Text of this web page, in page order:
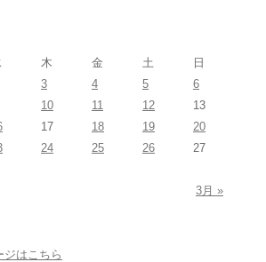
木 金 土
日
3 4 5
6
10 11 12
13
17 18 19
20
24 25 26
27
3月 »
ジはこちら